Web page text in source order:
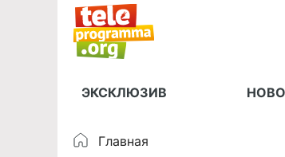
ЭКСКЛЮЗИВ
Главная